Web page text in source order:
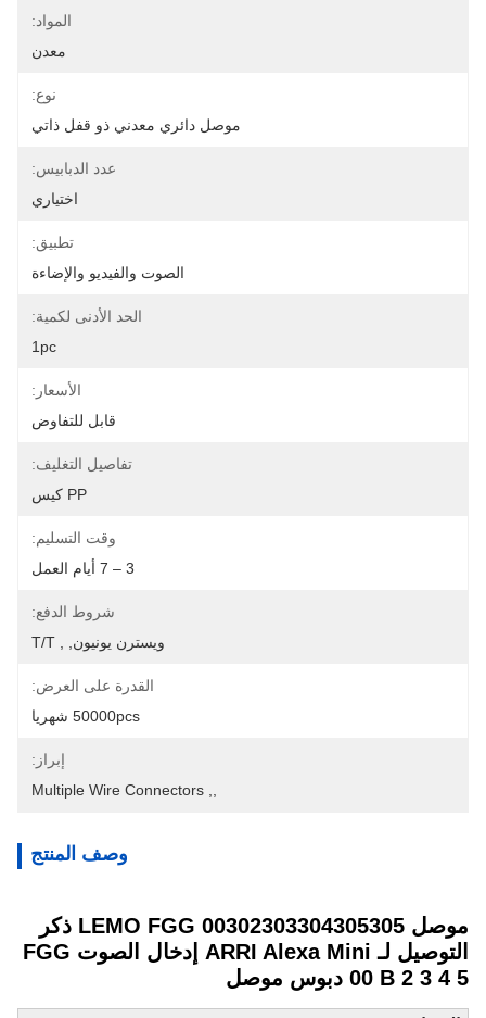
المواد:
معدن
نوع:
موصل دائري معدني ذو قفل ذاتي
عدد الدبابيس:
اختياري
تطبيق:
الصوت والفيديو والإضاءة
الحد الأدنى لكمية:
1pc
الأسعار:
قابل للتفاوض
تفاصيل التغليف:
PP كيس
وقت التسليم:
3 – 7 أيام العمل
شروط الدفع:
ويسترن يونيون, , T/T
القدرة على العرض:
50000pcs شهريا
إبراز:
Multiple Wire Connectors
وصف المنتج
موصل LEMO FGG 00302303304305305 ذكر
التوصيل لـ ARRI Alexa Mini إدخال الصوت FGG
00 B 2 3 4 5 دبوس موصل